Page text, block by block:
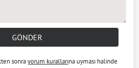
GÖNDER
sonrayorum kurallarına uyması halinde